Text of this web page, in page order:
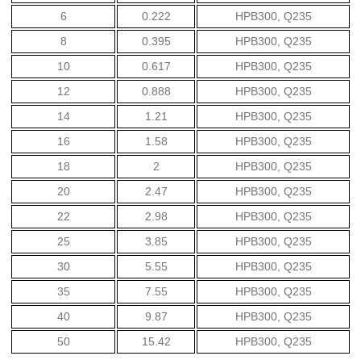
6
0.222
HPB300, Q235
8
0.395
HPB300, Q235
10
0.617
HPB300, Q235
12
0.888
HPB300, Q235
14
1.21
HPB300, Q235
16
1.58
HPB300, Q235
18
2
HPB300, Q235
20
2.47
HPB300, Q235
22
2.98
HPB300, Q235
25
3.85
HPB300, Q235
30
5.55
HPB300, Q235
35
7.55
HPB300, Q235
40
9.87
HPB300, Q235
50
15.42 HPB300, Q235